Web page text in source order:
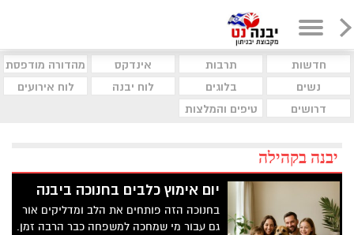
חדשות תרבות אינדקס
מהדורה מודפסת
נשים
בלוגים לוח יבנה
לוח אירועים
דרושים
טיפים והמלצות
יבנה בקהילה
יום אימוץ כלבים בחנוכה ביבנה
בחנוכה הזה פותחים את הלב ומדליקים אור
גם עבור מי שמחכה למשפחה כבר הרבה זמן.